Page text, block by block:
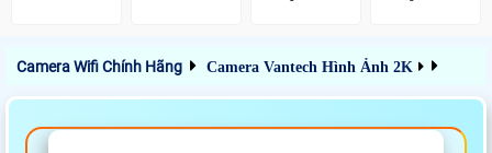
Camera Wifi Chính Hãng Camera Vantech Hình Ảnh 2K